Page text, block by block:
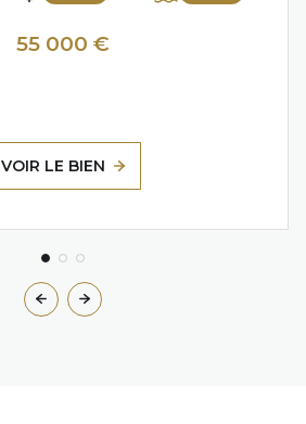
55 000 €
VOIR LE BIEN